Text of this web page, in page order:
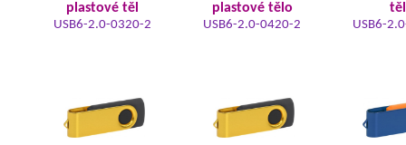
plastové těl
USB6-2.0-0320-2
plastové tělo
USB6-2.0-0420-2 USB6-